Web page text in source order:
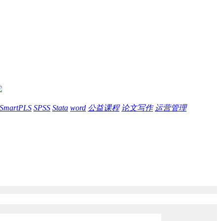
SmartPLS SPSS Stata word 公益课程 论文写作 运营管理